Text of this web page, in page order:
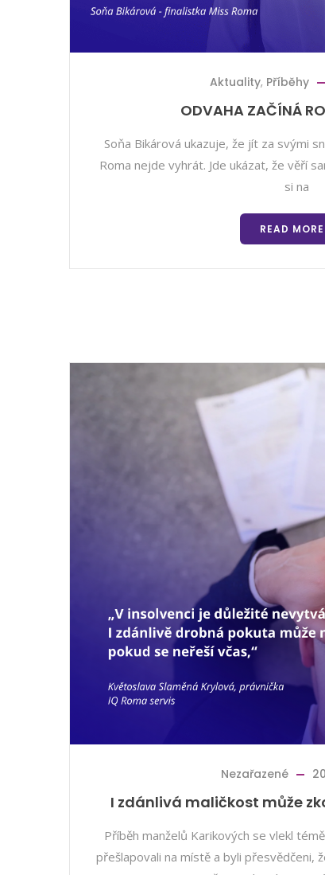
Aktuality, Příběhy
ODVAHA ZAČÍNÁ
Soňa Bikárová ukazuje, že jít za svými
Roma nejde vyhrát. Jde ukázat, že věří
si na
READ MORE
Nezařazené
I zdánlivá maličkost může
Příběh manželů Karikových se vlekl
přešlapovali na místě a byli přesvědčeni,